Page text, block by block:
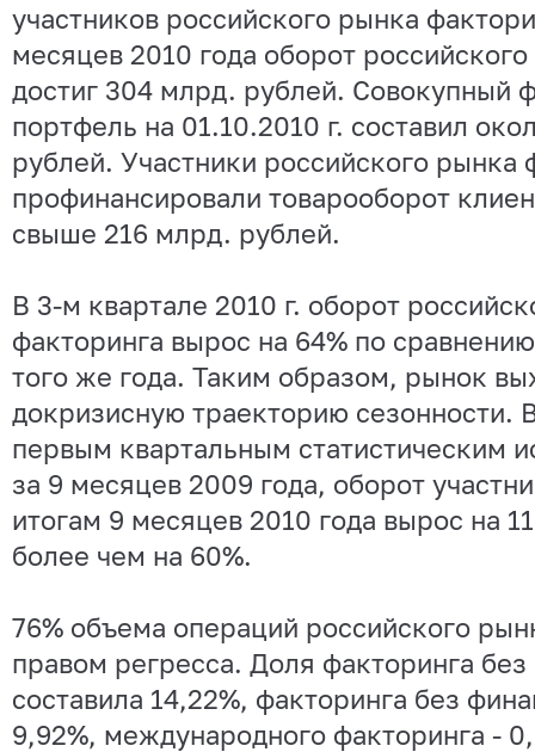
участников российского рынка
месяцев 2010 года оборот
достиг 304 млрд. рублей. Совокупный
портфель на 01.10.2010 г. составил
рублей. Участники российского рынка
профинансировали товарооборот
свыше 216 млрд. рублей.
В 3-м квартале 2010 г. оборот
факторинга вырос на 64% по
того же года. Таким образом, рынок
докризисную траекторию сезонности.
первым квартальным статистическим
за 9 месяцев 2009 года, оборот
итогам 9 месяцев 2010 года вырос на
более чем на 60%.
76% объема операций российского
правом регресса. Доля факторинга без
составила 14,22%, факторинга без
9,92%, международного факторинга -